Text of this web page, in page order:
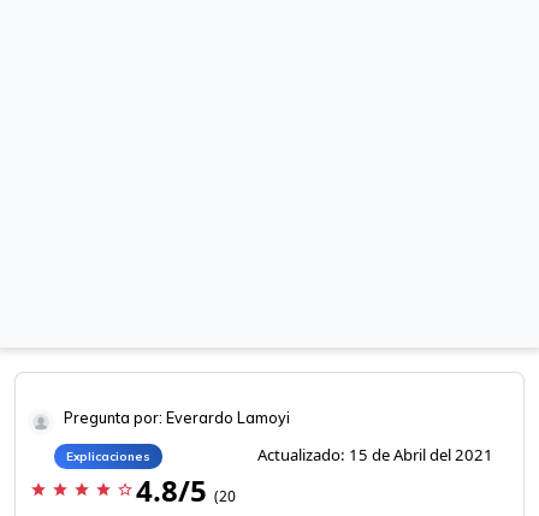
Pregunta por: Everardo Lamoyi
Explicaciones Actualizado: 15 de Abril del 2021
star star star star star_border 4.8/5 (20